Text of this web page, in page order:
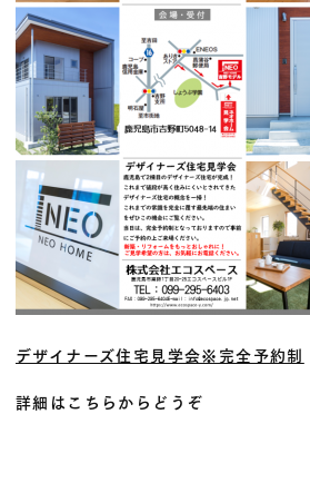
デザイナーズ住宅見学会※完全予約制
詳細はこちらからどうぞ